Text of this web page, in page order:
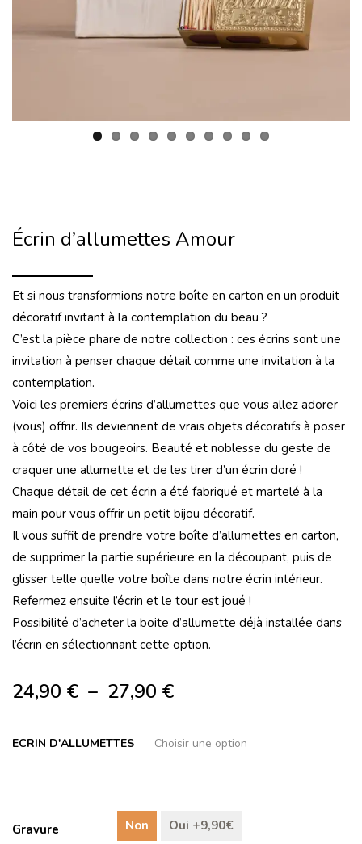
Écrin d’allumettes Amour
Et si nous transformions notre boîte en carton en un produit
décoratif invitant à la contemplation du beau ?
C’est la pièce phare de notre collection : ces écrins sont une
invitation à penser chaque détail comme une invitation à la
contemplation.
Voici les premiers écrins d’allumettes que vous allez adorer
(vous) offrir. Ils deviennent de vrais objets décoratifs à poser
à côté de vos bougeoirs. Beauté et noblesse du geste de
craquer une allumette et de les tirer d’un écrin doré !
Chaque détail de cet écrin a été fabriqué et martelé à la
main pour vous offrir un petit bijou décoratif.
Il vous suffit de prendre votre boîte d’allumettes en carton,
de supprimer la partie supérieure en la découpant, puis de
glisser telle quelle votre boîte dans notre écrin intérieur.
Refermez ensuite l’écrin et le tour est joué !
Possibilité d’acheter la boite d’allumette déjà installée dans
l’écrin en sélectionnant cette option.
24,90 € – 27,90 €
ECRIN D'ALLUMETTES
Gravure Non Oui +9,90€